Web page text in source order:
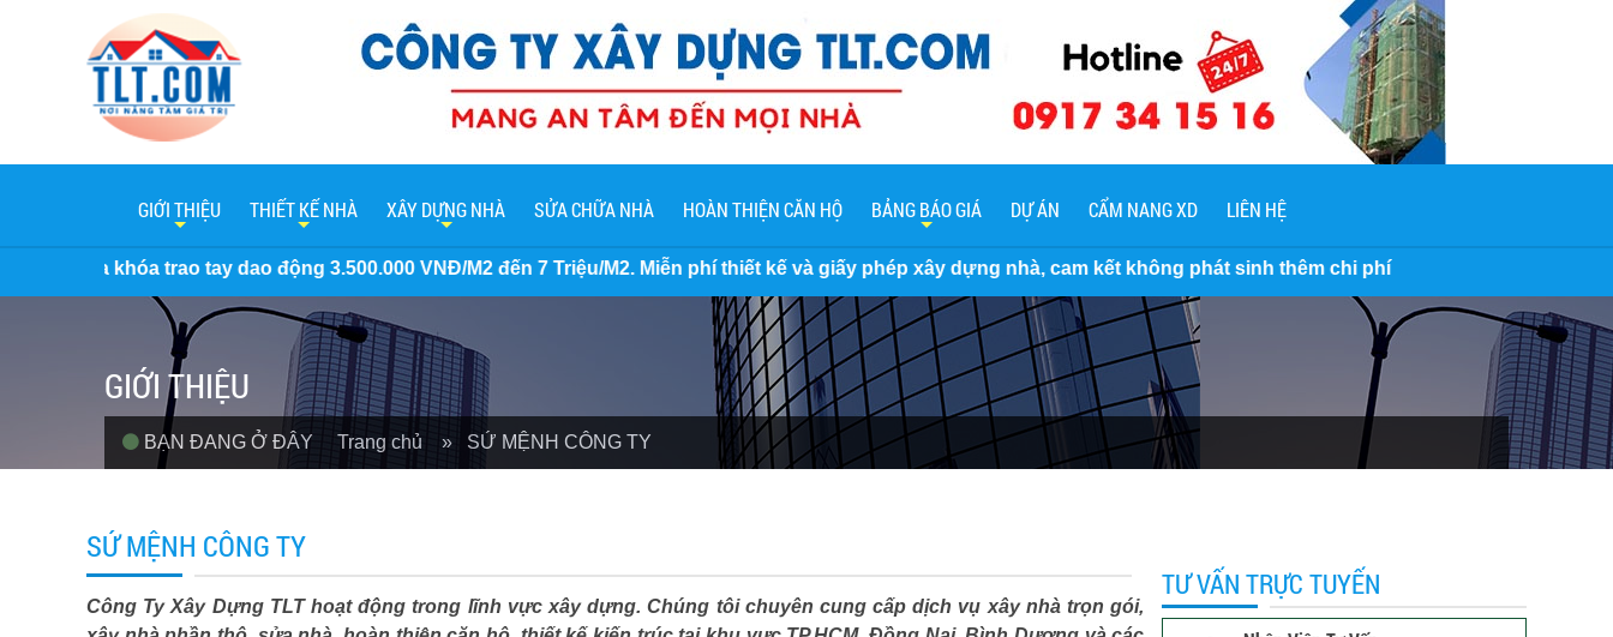
GIỚI THIỆU THIẾT KẾ NHÀ XÂY DỰNG NHÀ SỬA CHỮA NHÀ HOÀN THIỆN CĂN HỘ BẢNG BÁO GIÁ DỰ ÁN CẨM NANG XD LIÊN HỆ
tay dao động 3.500.000 VNĐ/M2 đến 7 Triệu/M2. Miễn phí thiết kế và giấy phép xây dựng nhà, cam kết không phát sinh thêm chi phí
GIỚI THIỆU
BẠN ĐANG Ở ĐÂY Trang chủ » SỨ MỆNH CÔNG TY
SỨ MỆNH CÔNG TY
Công Ty Xây Dựng TLT hoạt động trong lĩnh vực xây dựng. Chúng tôi chuyên cung cấp dịch vụ xây nhà trọn gói,
TƯ VẤN TRỰC TUYẾN